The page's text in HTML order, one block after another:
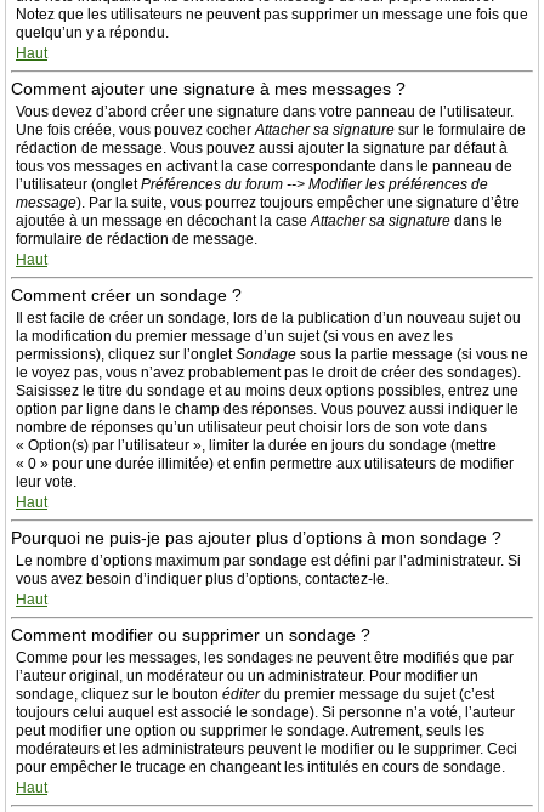
Notez que les utilisateurs ne peuvent pas supprimer un message une fois que
quelqu’un y a répondu.
Haut
Comment ajouter une signature à mes messages ?
Vous devez d’abord créer une signature dans votre panneau de l’utilisateur.
Une fois créée, vous pouvez cocherAttacher sa signature sur le formulaire de
rédaction de message. Vous pouvez aussi ajouter la signature par défaut à
tous vos messages en activant la case correspondante dans le panneau de
l’utilisateur (ongletPréférences du forum --> Modifier les préférences de
message). Par la suite, vous pourrez toujours empêcher une signature d’être
ajoutée à un message en décochant la caseAttacher sa signature dans le
formulaire de rédaction de message.
Haut
Comment créer un sondage ?
Il est facile de créer un sondage, lors de la publication d’un nouveau sujet ou
la modification du premier message d’un sujet (si vous en avez les
permissions), cliquez sur l’ongletSondage sous la partie message (si vous ne
le voyez pas, vous n’avez probablement pas le droit de créer des sondages).
Saisissez le titre du sondage et au moins deux options possibles, entrez une
option par ligne dans le champ des réponses. Vous pouvez aussi indiquer le
nombre de réponses qu’un utilisateur peut choisir lors de son vote dans
« Option(s) par l’utilisateur », limiter la durée en jours du sondage (mettre
« 0 » pour une durée illimitée) et enfin permettre aux utilisateurs de modifier
leur vote.
Haut
Pourquoi ne puis-je pas ajouter plus d’options à mon sondage ?
Le nombre d’options maximum par sondage est défini par l’administrateur. Si
vous avez besoin d’indiquer plus d’options, contactez-le.
Haut
Comment modifier ou supprimer un sondage ?
Comme pour les messages, les sondages ne peuvent être modifiés que par
l’auteur original, un modérateur ou un administrateur. Pour modifier un
sondage, cliquez sur le bouton éditerdu premier message du sujet (c’est
toujours celui auquel est associé le sondage). Si personne n’a voté, l’auteur
peut modifier une option ou supprimer le sondage. Autrement, seuls les
modérateurs et les administrateurs peuvent le modifier ou le supprimer. Ceci
pour empêcher le trucage en changeant les intitulés en cours de sondage.
Haut